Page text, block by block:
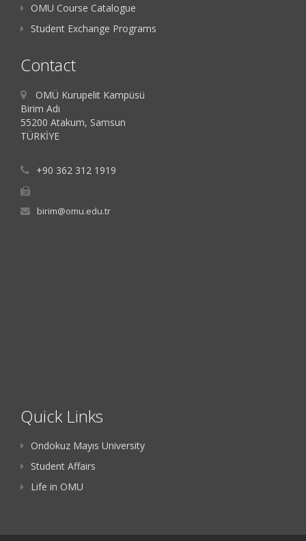
OMU Course Catalogue
Student Exchange Programs
Contact
OMÜ Kurupelit Kampüsü
Birim Adı
55200 Atakum, Samsun
TÜRKİYE
+90 362 312 1919
birim@omu.edu.tr
Quick Links
Ondokuz Mayıs University
Student Affairs
Life in OMU